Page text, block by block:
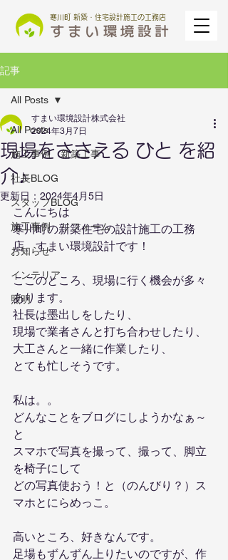
寒川町 新築・住宅設計施工の工務店
記事
All Posts
施工事例 新築工事
社長BLOG
スタッフBLOG
施工事例 リフォーム
お知らせ
インテリア
照明
All Posts
現場をささえる ひと を紹
介♪
すまい環境設計株式会社
2024年3月7日
更新日： 2024年4月5日
こんにちは
寒川町の新築住宅の設計施工の工務
店、すまい環境設計です！
ここのところ、現場に行く機会が多々
あります。
社長は墨出しをしたり、
現場で業者さんと打ち合わせしたり、
大工さんと一緒に作業したり、
とても忙しそうです。
私は。。
どんなことをブログにしようかなぁ～
と
スマホで写真を撮って、撮って、脚立
を椅子にして
どの写真使おう！と（のんびり？）ス
マホとにらめっこ。
高いところ、好きなんです。
足場もずんずん上りたいのですが、作